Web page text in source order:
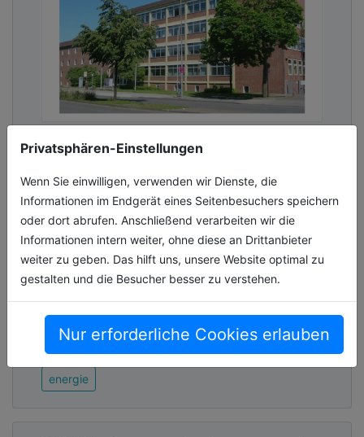
Privatsphären-Einstellungen
Wenn Sie einwilligen, verwenden wir Dienste, die
Informationen im Endgerät eines Seitenbesuchers speichern
oder dort abrufen. Anschließend verarbeiten wir die
Informationen intern weiter, ohne diese an Drittanbieter
weiter zu geben. Das hilft uns, unsere Website optimal zu
gestalten und die Besucher besser zu verstehen.
Nur erforderliche Cookies erlauben
27 Prozent weniger
optimiert Wärmemanagement in
Schulen
Stadt Wolfsburg setzt auf intelligente
Thermostate, um Energieverbrauch in
Schulen zu senken Bonus: hydraulischer
03.07.2026, Lesezeit ca. 2 Minuten
energie